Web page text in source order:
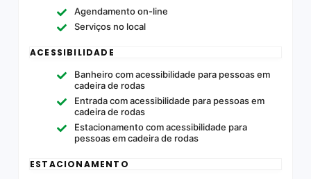
Agendamento on-line
Serviços no local
ACESSIBILIDADE
Banheiro com acessibilidade para pessoas em
cadeira de rodas
Entrada com acessibilidade para pessoas em
cadeira de rodas
Estacionamento com acessibilidade para
pessoas em cadeira de rodas
ESTACIONAMENTO